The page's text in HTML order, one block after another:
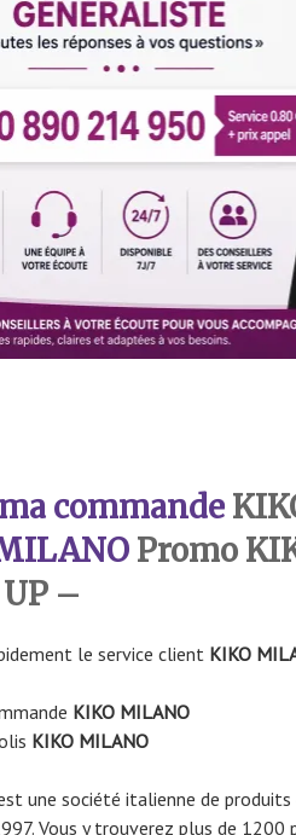
commande
Promo
–
le service client KIKO
KIKO MILANO
KIKO MILANO
une société italienne de
Vous y trouverez plus de